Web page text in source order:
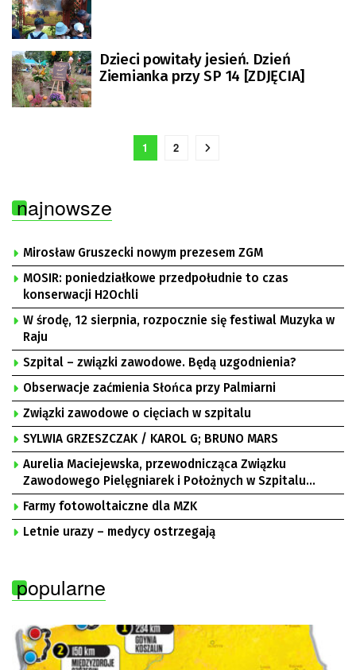
Dzieci powitały jesień. Dzień
Ziemianka przy SP 14 [ZDJĘCIA]
1 2
najnowsze
Mirosław Gruszecki nowym prezesem ZGM
MOSIR: poniedziałkowe przedpołudnie to czas
konserwacji H2Ochli
W środę, 12 sierpnia, rozpocznie się festiwal Muzyka w
Raju
Szpital – związki zawodowe. Będą uzgodnienia?
Obserwacje zaćmienia Słońca przy Palmiarni
Związki zawodowe o cięciach w szpitalu
SYLWIA GRZESZCZAK / KAROL G; BRUNO MARS
Aurelia Maciejewska, przewodnicząca Związku
Zawodowego Pielęgniarek i Położnych w Szpitalu
Uniwersyteckim w Zielonej Górze, Bogusław
Motowidełko, przewodniczący Zarządu Regionu NSZZ
„Solidarność” Zielona Góra
Farmy fotowoltaiczne dla MZK
Letnie urazy – medycy ostrzegają
popularne